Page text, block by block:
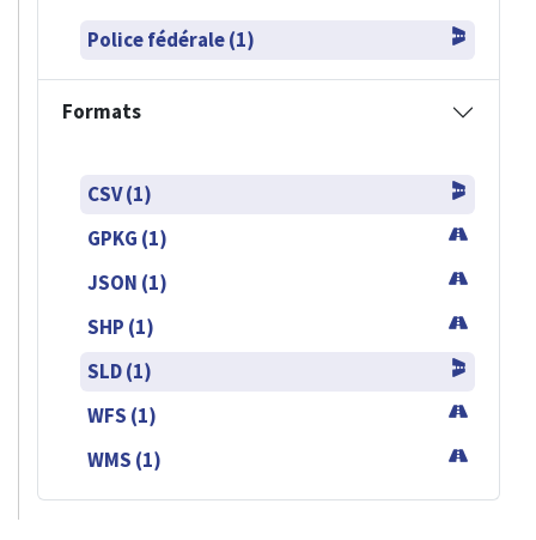
Police fédérale (1)
Formats
CSV (1)
GPKG (1)
JSON (1)
SHP (1)
SLD (1)
WFS (1)
WMS (1)